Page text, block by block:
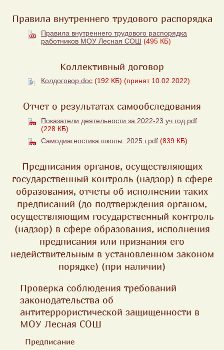
Правила внутреннего трудового распорядка
Правила внутреннего трудового распорядка
работников МОУ Лесная СОШ (495 КБ)
Коллективный договор
Колдоговор.doc (192 КБ) (принят 10.02.2022)
Отчет о результатах самообследования
Показатели деятельности за 2022-23 уч год.pdf
(228 КБ)
Самодиагностика школы. 2025 г.pdf (839 КБ)
Предписания органов, осуществляющих
государственный контроль (надзор) в сфере
образования, отчеты об исполнении таких
предписаний (до подтверждения органом,
осуществляющим государственный контроль
(надзор) в сфере образования, исполнения
предписания или признания его
недействительным в установленном законом
порядке) (при наличии)
Проверка соблюдения требований
законодательства об
антитеррористической защищенности в
МОУ Лесная СОШ
Предписание